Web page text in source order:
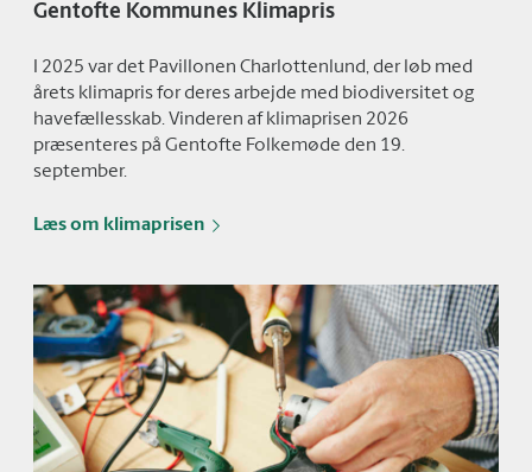
Gentofte Kommunes Klimapris
I 2025 var det Pavillonen Charlottenlund, der løb med
årets klimapris for deres arbejde med biodiversitet og
havefællesskab. Vinderen af klimaprisen 2026
præsenteres på Gentofte Folkemøde den 19.
september.
Læs om klimaprisen